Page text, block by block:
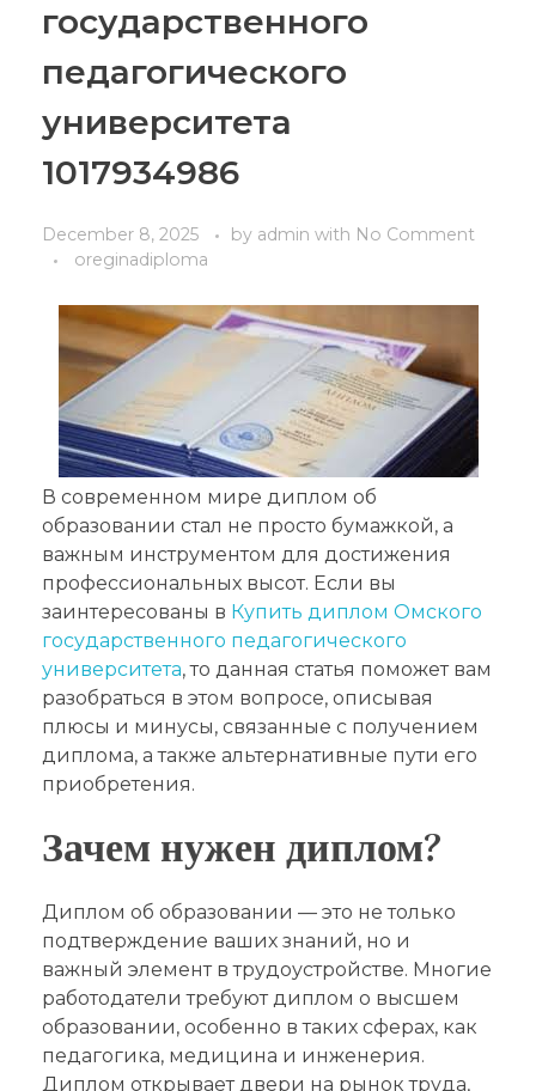
государственного
педагогического
университета
1017934986
December 8, 2025 by admin with No Comment
oreginadiploma
В современном мире диплом об
образовании стал не просто бумажкой, а
важным инструментом для достижения
профессиональных высот. Если вы
заинтересованы в Купить диплом Омского
государственного педагогического
университета, то данная статья поможет вам
разобраться в этом вопросе, описывая
плюсы и минусы, связанные с получением
диплома, а также альтернативные пути его
приобретения.
Зачем нужен диплом?
Диплом об образовании — это не только
подтверждение ваших знаний, но и
важный элемент в трудоустройстве. Многие
работодатели требуют диплом о высшем
образовании, особенно в таких сферах, как
педагогика, медицина и инженерия.
Диплом открывает двери на рынок труда,